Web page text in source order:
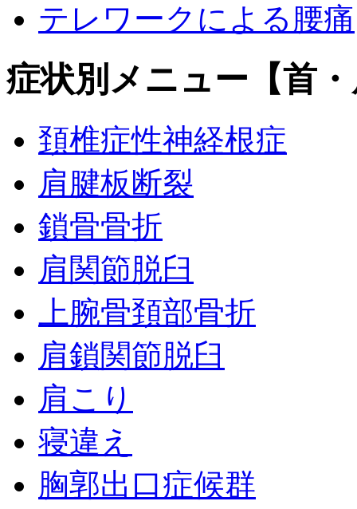
テレワークによる腰痛
症状別メニュー【首
頚椎症性神経根症
肩腱板断裂
鎖骨骨折
肩関節脱臼
上腕骨頚部骨折
肩鎖関節脱臼
肩こり
寝違え
胸郭出口症候群